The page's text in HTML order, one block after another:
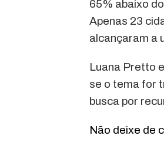
65% abaixo
Apenas 23
alcançaram a
Luana Pretto
se o tema for
busca por
Não deixe de